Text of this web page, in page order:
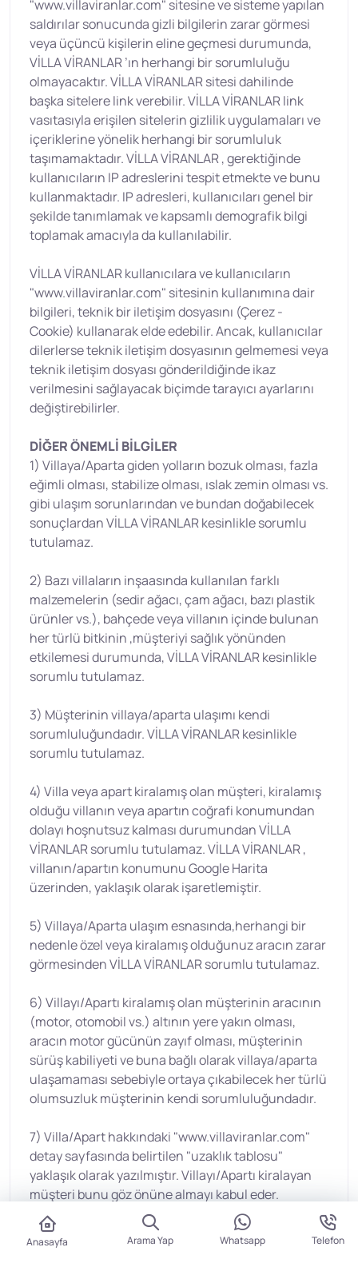
"www.villaviranlar.com" sitesine ve sisteme yapılan
saldırılar sonucunda gizli bilgilerin zarar görmesi
veya üçüncü kişilerin eline geçmesi durumunda,
VİLLA VİRANLAR ’ın herhangi bir sorumluluğu
olmayacaktır. VİLLA VİRANLAR sitesi dahilinde
başka sitelere link verebilir. VİLLA VİRANLAR link
vasıtasıyla erişilen sitelerin gizlilik uygulamaları ve
içeriklerine yönelik herhangi bir sorumluluk
taşımamaktadır. VİLLA VİRANLAR , gerektiğinde
kullanıcıların IP adreslerini tespit etmekte ve bunu
kullanmaktadır. IP adresleri, kullanıcıları genel bir
şekilde tanımlamak ve kapsamlı demografik bilgi
toplamak amacıyla da kullanılabilir.
VİLLA VİRANLAR kullanıcılara ve kullanıcıların
"www.villaviranlar.com" sitesinin kullanımına dair
bilgileri, teknik bir iletişim dosyasını (Çerez -
Cookie) kullanarak elde edebilir. Ancak, kullanıcılar
dilerlerse teknik iletişim dosyasının gelmemesi veya
teknik iletişim dosyası gönderildiğinde ikaz
verilmesini sağlayacak biçimde tarayıcı ayarlarını
değiştirebilirler.
DİĞER ÖNEMLİ BİLGİLER
1) Villaya/Aparta giden yolların bozuk olması, fazla
eğimli olması, stabilize olması, ıslak zemin olması vs.
gibi ulaşım sorunlarından ve bundan doğabilecek
sonuçlardan VİLLA VİRANLAR kesinlikle sorumlu
tutulamaz.
2) Bazı villaların inşaasında kullanılan farklı
malzemelerin (sedir ağacı, çam ağacı, bazı plastik
ürünler vs.), bahçede veya villanın içinde bulunan
her türlü bitkinin ,müşteriyi sağlık yönünden
etkilemesi durumunda, VİLLA VİRANLAR kesinlikle
sorumlu tutulamaz.
3) Müşterinin villaya/aparta ulaşımı kendi
sorumluluğundadır. VİLLA VİRANLAR kesinlikle
sorumlu tutulamaz.
4) Villa veya apart kiralamış olan müşteri, kiralamış
olduğu villanın veya apartın coğrafi konumundan
dolayı hoşnutsuz kalması durumundan VİLLA
VİRANLAR sorumlu tutulamaz. VİLLA VİRANLAR ,
villanın/apartın konumunu Google Harita
üzerinden, yaklaşık olarak işaretlemiştir.
5) Villaya/Aparta ulaşım esnasında,herhangi bir
nedenle özel veya kiralamış olduğunuz aracın zarar
görmesinden VİLLA VİRANLAR sorumlu tutulamaz.
6) Villayı/Apartı kiralamış olan müşterinin aracının
(motor, otomobil vs.) altının yere yakın olması,
aracın motor gücünün zayıf olması, müşterinin
sürüş kabiliyeti ve buna bağlı olarak villaya/aparta
ulaşamaması sebebiyle ortaya çıkabilecek her türlü
olumsuzluk müşterinin kendi sorumluluğundadır.
7) Villa/Apart hakkındaki "www.villaviranlar.com"
detay sayfasında belirtilen "uzaklık tablosu"
yaklaşık olarak yazılmıştır. Villayı/Apartı kiralayan
müşteri bunu göz önüne almayı kabul eder.
8) Villaların tamamında yaklaşık 160 litrelik güneş
enerjisi ile ısınan sıcak su tankı bulunmaktadır.
Anasayfa Arama Yap Whatsapp Telefon